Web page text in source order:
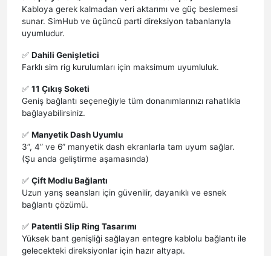
Kabloya gerek kalmadan veri aktarımı ve güç beslemesi
sunar. SimHub ve üçüncü parti direksiyon tabanlarıyla
uyumludur.
✅ Dahili Genişletici
Farklı sim rig kurulumları için maksimum uyumluluk.
✅ 11 Çıkış Soketi
Geniş bağlantı seçeneğiyle tüm donanımlarınızı rahatlıkla
bağlayabilirsiniz.
✅ Manyetik Dash Uyumlu
3”, 4” ve 6” manyetik dash ekranlarla tam uyum sağlar.
(Şu anda geliştirme aşamasında)
✅ Çift Modlu Bağlantı
Uzun yarış seansları için güvenilir, dayanıklı ve esnek
bağlantı çözümü.
✅ Patentli Slip Ring Tasarımı
Yüksek bant genişliği sağlayan entegre kablolu bağlantı ile
gelecekteki direksiyonlar için hazır altyapı.